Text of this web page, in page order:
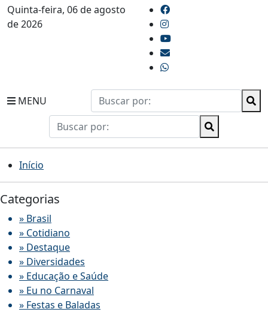
Quinta-feira, 06 de agosto
de 2026
MENU
Início
Categorias
» Brasil
» Cotidiano
» Destaque
» Diversidades
» Educação e Saúde
» Eu no Carnaval
» Festas e Baladas